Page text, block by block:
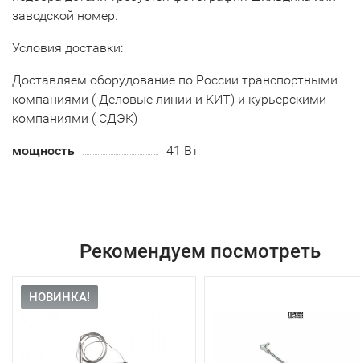
заводской номер.
Условия доставки:
Доставляем оборудование по России транспортными
компаниями ( Деловые линии и КИТ) и курьерскими
компаниями ( СДЭК)
мощность 41 Вт
Рекомендуем посмотреть
НОВИНКА!